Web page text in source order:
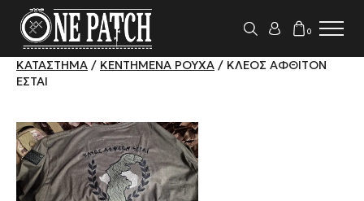
0
ΚΑΤΆΣΤΗΜΑ / ΚΕΝΤΗΜΈΝΑ ΡΟΎΧΑ / ΚΛΕΟΣ ΑΦΘΙΤΟΝ
ΕΣΤΑΙ